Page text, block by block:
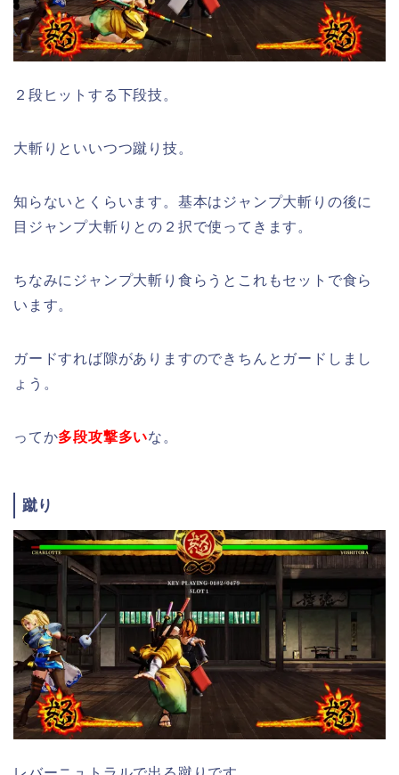
２段ヒットする下段技。
大斬りといいつつ蹴り技。
知らないとくらいます。基本はジャンプ大斬りの後に
目ジャンプ大斬りとの２択で使ってきます。
ちなみにジャンプ大斬り食らうとこれもセットで食ら
います。
ガードすれば隙がありますのできちんとガードしまし
ょう。
ってか多段攻撃多いな。
蹴り